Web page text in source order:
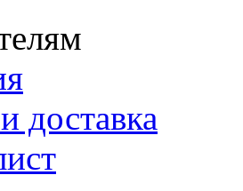
доставка